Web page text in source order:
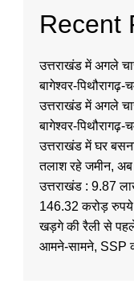
Recent
उत्तराखंड में अगले
बागेश्वर-पिथौरागढ़-
उत्तराखंड में अगले
बागेश्वर-पिथौरागढ़-
उत्तराखंड में घर
तलाश रहे जमीन, अब
उत्तराखंड : 9.87
146.32 करोड़ रुपये
खड़गे की रैली से
आमने-सामने, SSP